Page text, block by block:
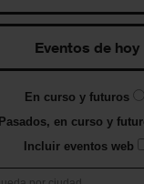
Eventos de hoy
En curso y futuros
Pasados, en curso y
Incluir eventos web